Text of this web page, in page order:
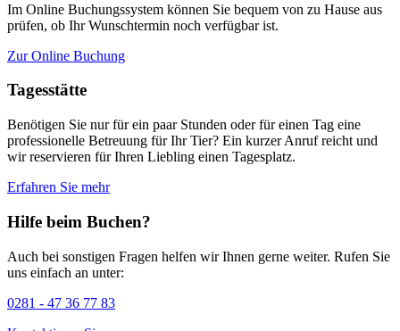
Im Online Buchungssystem können Sie bequem von zu Hause aus
prüfen, ob Ihr Wunschtermin noch verfügbar ist.
Zur Online Buchung
Tagesstätte
Benötigen Sie nur für ein paar Stunden oder für einen Tag eine
professionelle Betreuung für Ihr Tier? Ein kurzer Anruf reicht und
wir reservieren für Ihren Liebling einen Tagesplatz.
Erfahren Sie mehr
Hilfe beim Buchen?
Auch bei sonstigen Fragen helfen wir Ihnen gerne weiter. Rufen Sie
uns einfach an unter:
0281 - 47 36 77 83